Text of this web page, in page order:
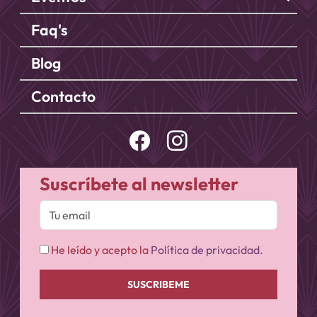
Faq's
Blog
Contacto
Suscríbete al newsletter
He leído y acepto la Política de privacidad.